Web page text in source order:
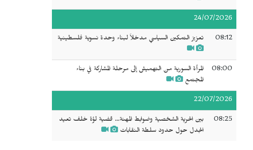
24/07/2026
08:12 تعزيز التمكين السياسي مدخلاً لبناء وحدة نسوية فلسطينية
08:00
المرأة السورية من التهميش إلى مرحلة المشاركة في بناء
المجتمع
22/07/2026
08:25
بين الحرية الشخصية وضوابط المهنة... قضية لؤة خلف تعيد
الجدل حول حدود سلطة النقابات